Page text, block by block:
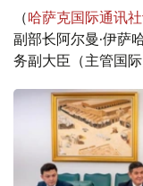
（哈萨克国际通讯
副部长阿尔曼·伊萨
务副大臣（主管国际